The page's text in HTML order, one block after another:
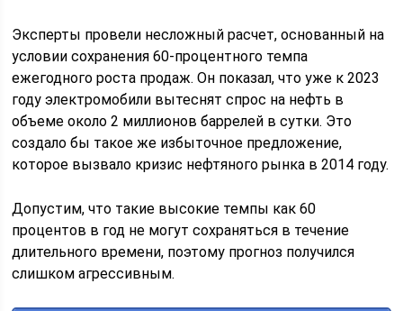
Эксперты провели несложный расчет, основанный на
условии сохранения 60-процентного темпа
ежегодного роста продаж. Он показал, что уже к 2023
году электромобили вытеснят спрос на нефть в
объеме около 2 миллионов баррелей в сутки. Это
создало бы такое же избыточное предложение,
которое вызвало кризис нефтяного рынка в 2014 году.
Допустим, что такие высокие темпы как 60
процентов в год не могут сохраняться в течение
длительного времени, поэтому прогноз получился
слишком агрессивным.